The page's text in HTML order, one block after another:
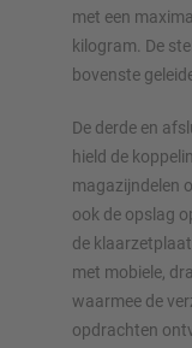
met een
kilogram. De
bovenste
De derde en
hield de
magazijndelen
ook de opslag
de
met mobiele,
waarmee de
opdrachten